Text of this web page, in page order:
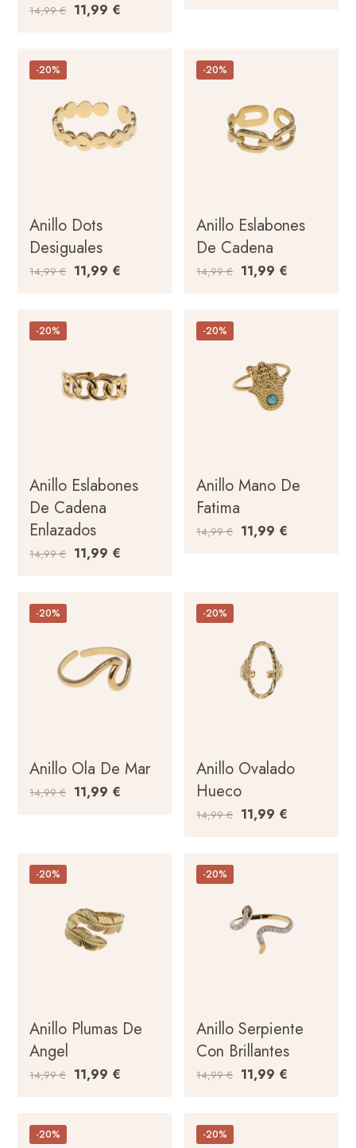
14,99€ 11,99 €
-20%
Anillo Dots
Desiguales
14,99€ 11,99 €
-20%
Anillo Eslabones
De Cadena
14,99€ 11,99 €
-20%
Anillo Eslabones
De Cadena
Enlazados
14,99€ 11,99 €
-20%
Anillo Mano De
Fatima
14,99€ 11,99 €
-20%
Anillo Ola De Mar
14,99€ 11,99 €
-20%
Anillo Ovalado
Hueco
14,99€ 11,99 €
-20%
Anillo Plumas De
Angel
14,99€ 11,99 €
-20%
Anillo Serpiente
Con Brillantes
14,99€ 11,99 €
-20% -20%